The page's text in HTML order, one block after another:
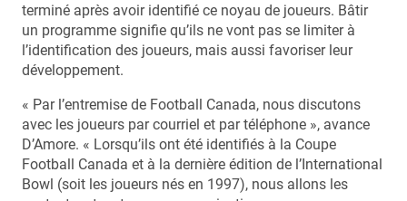
terminé après avoir identifié ce noyau de joueurs. Bâtir
un programme signifie qu’ils ne vont pas se limiter à
l’identification des joueurs, mais aussi favoriser leur
développement.
« Par l’entremise de Football Canada, nous discutons
avec les joueurs par courriel et par téléphone », avance
D’Amore. « Lorsqu’ils ont été identifiés à la Coupe
Football Canada et à la dernière édition de l’International
Bowl (soit les joueurs nés en 1997), nous allons les